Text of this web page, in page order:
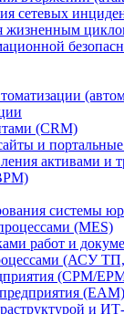
сетевых
жизненным
(CRM)
и
активами и
системы
(MES)
работ и
(АСУ
(CPM/
(EAM)
и